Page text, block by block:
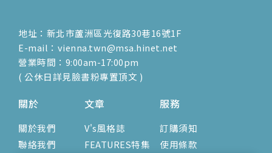
地址：新北市蘆洲區光復路30巷16號1F
E-mail：vienna.twn@msa.hinet.net
營業時間：9:00am-17:00pm
( 公休日詳見臉書粉專置頂文 )
關於
關於我們
聯絡我們
文章
V's風格誌
FEATURES特集
服務
訂購須知
使用條款